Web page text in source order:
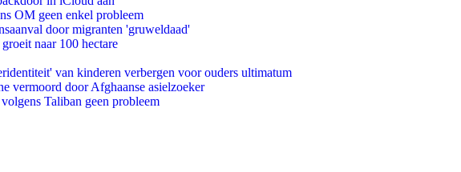
OM geen enkel probleem
door migranten 'gruweldaad'
naar 100 hectare
van kinderen verbergen voor ouders ultimatum
vermoord door Afghaanse asielzoeker
Taliban geen probleem